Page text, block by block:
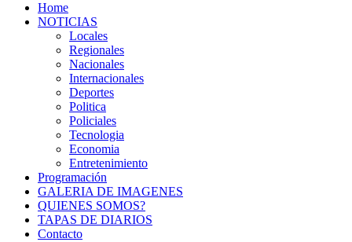
Home
NOTICIAS
Locales
Regionales
Nacionales
Internacionales
Deportes
Politica
Policiales
Tecnologia
Economia
Entretenimiento
Programación
GALERIA DE IMAGENES
QUIENES SOMOS?
TAPAS DE DIARIOS
Contacto